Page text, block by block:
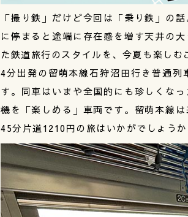
「撮り鉄」だけど今回は「乗り鉄」の
に停まると途端に存在感を増す天井の
た鉄道旅行のスタイルを、今夏も楽し
4分出発の留萌本線石狩沼田行き普通
す。同車はいまや全国的にも珍しくな
機を「楽しめる」車両です。留萌本線
45分片道1210円の旅はいかがでしょう